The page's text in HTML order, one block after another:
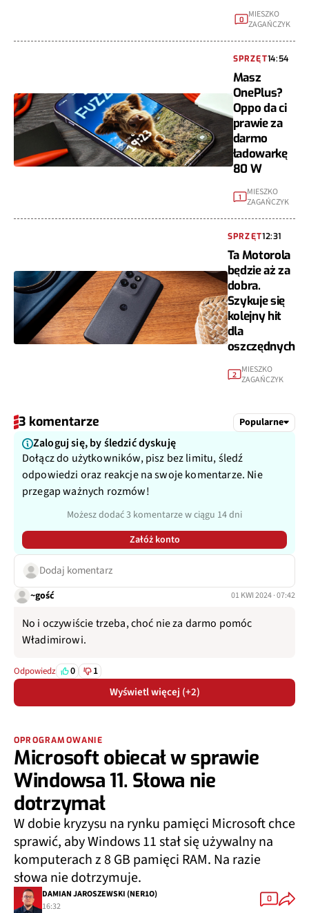
0
MIESZKO
ZAGAŃCZYK
SPRZĘT14:54
Masz
OnePlus?
Oppo da ci
prawie za
darmo
ładowarkę
80 W
1
MIESZKO
ZAGAŃCZYK
SPRZĘT12:31
Ta Motorola
będzie aż za
dobra.
Szykuje się
kolejny hit
dla
oszczędnych
2 MIESZKO
ZAGAŃCZYK
3 komentarze Popularne
Zaloguj się, by śledzić dyskuję
Dołącz do użytkowników, pisz bez limitu, śledź
odpowiedzi oraz reakcje na swoje komentarze. Nie
przegap ważnych rozmów!
Możesz dodać 3 komentarze w ciągu 14 dni
Załóż konto
Dodaj komentarz
~gość 01 KWI 2024 · 07:42
No i oczywiście trzeba, choć nie za darmo pomóc
Władimirowi.
Odpowiedz 0 1
Wyświetl więcej (+2)
OPROGRAMOWANIE
Microsoft obiecał w sprawie
Windowsa 11. Słowa nie
dotrzymał
W dobie kryzysu na rynku pamięci Microsoft chce
sprawić, aby Windows 11 stał się używalny na
komputerach z 8 GB pamięci RAM. Na razie
słowa nie dotrzymuje.
DAMIAN JAROSZEWSKI (NER1O)
16:32
0